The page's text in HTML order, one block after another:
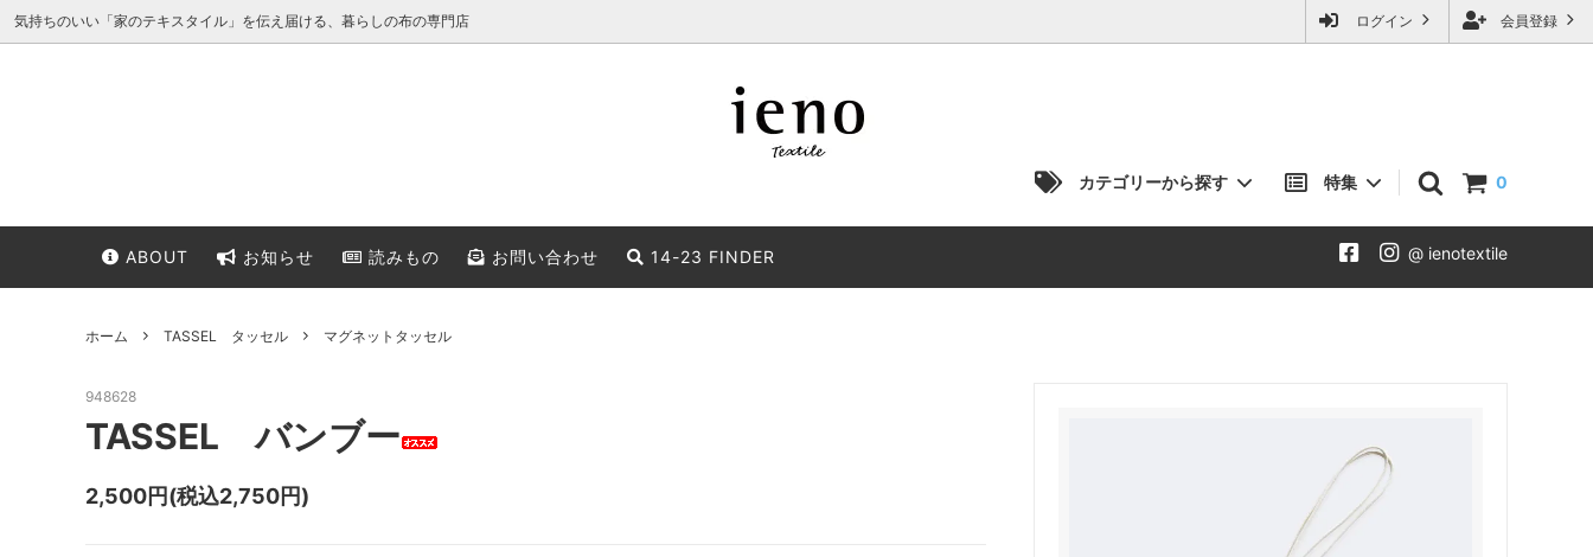
会員登録
ログイン
気持ちのいい「家のテキスタイル」を伝え届ける、暮らしの布の専門店
0
カテゴリーから探す
14-23 マルチクロス CLIP & TOOL クリップ・ツール CUSHION クッション
特集
14-23 from earth
ABOUT お知らせ 読みもの お問い合わせ 14-23 FINDER @ ienotextile
ホーム TASSEL タッセル マグネットタッセル
948628
TASSEL バンブー
2,500円(税込2,750円)